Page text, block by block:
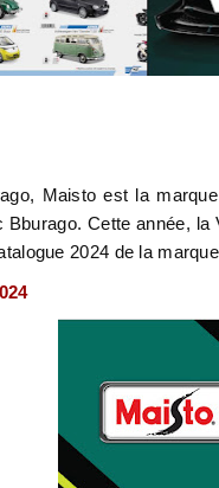
Maisto est la
Bburago. Cette année,
2024 de la